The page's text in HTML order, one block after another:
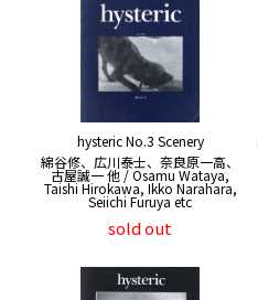
hysteric No.3 Scenery
綿谷修、広川泰士、奈良原一高、
古屋誠一 他 / Osamu Wataya,
Taishi Hirokawa, Ikko Narahara,
Seiichi Furuya etc
sold out